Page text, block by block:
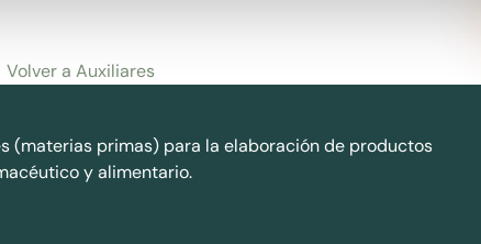
Volver a Auxiliares
(materias primas) para la elaboración de productos
y alimentario.